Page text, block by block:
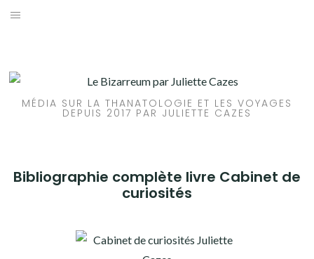
MÉDIA SUR LA THANATOLOGIE ET LES VOYAGES
DEPUIS 2017 PAR JULIETTE CAZES
Bibliographie complète livre Cabinet de
curiosités
LIVRES
CONTACT